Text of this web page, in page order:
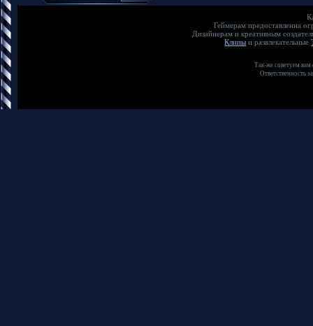
Геймерам предоставленна
Дизайнерам и креативным
Клипы и развлекательные
Так-же советуем
Ответственность